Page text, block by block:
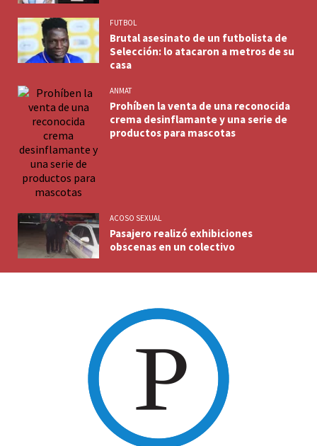
FUTBOL
Brutal asesinato de un futbolista de
Selección: lo atacaron a metros de su
casa
ANMAT
Prohíben la venta de una reconocida
crema desinflamante y una serie de
productos para mascotas
ACOSO SEXUAL
Pasajero realizó exhibiciones
obscenas en un colectivo